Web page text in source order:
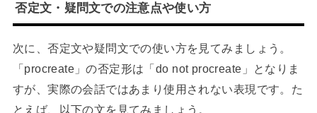
否定文・疑問文での注意点や使い方
次に、否定文や疑問文での使い方を見てみましょう。
「procreate」の否定形は「do not procreate」となりま
すが、実際の会話ではあまり使用されない表現です。た
とえば、以下の文を見てみましょう。